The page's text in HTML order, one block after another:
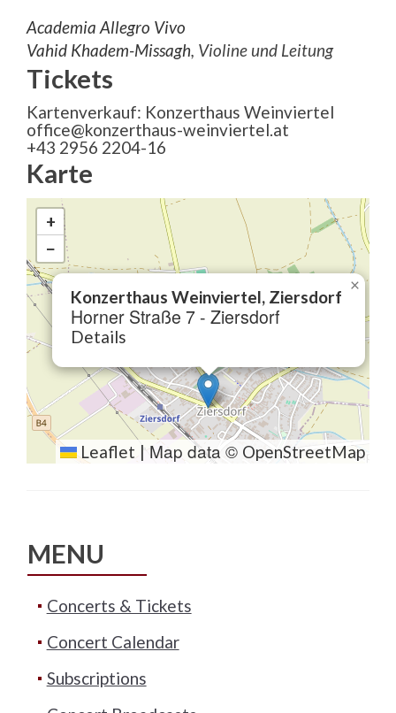
Academia Allegro Vivo
Vahid Khadem-Missagh, Violine und Leitung
Tickets
Kartenverkauf: Konzerthaus Weinviertel
office@konzerthaus-weinviertel.at
+43 2956 2204-16
Karte
Konzerthaus Weinviertel, Ziersdorf
Horner Straße 7 - Ziersdorf
Details
×
+
−
Leaflet | Map data © OpenStreetMap
MENU
Concerts & Tickets
Concert Calendar
Subscriptions